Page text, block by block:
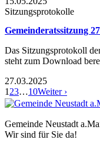
Sitzungsprotokolle
Gemeinderatssitzung
Das Sitzungsprotokoll
steht zum Download
27.03.2025
1 23…10Weiter ›
Gemeinde Neustadt
Wir sind für Sie da!